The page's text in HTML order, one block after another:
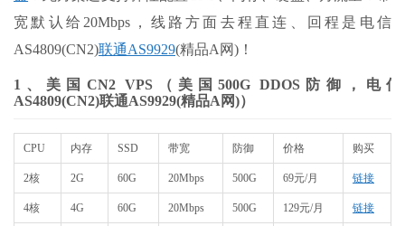
宽默认给20Mbps，线路方面去程直连、回程是电信
AS4809(CN2)联通AS9929(精品A网)！
1、美国CN2 VPS（美国500G DDOS防御，电信
AS4809(CN2)联通AS9929(精品A网)）
CPU 内存 SSD 带宽 防御 价格 购买
2核 2G 60G 20Mbps 500G 69元/月 链接
4核 4G 60G 20Mbps 500G 129元/月 链接